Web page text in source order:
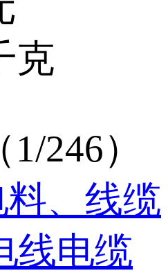
克
1/246）
、线缆
线电缆